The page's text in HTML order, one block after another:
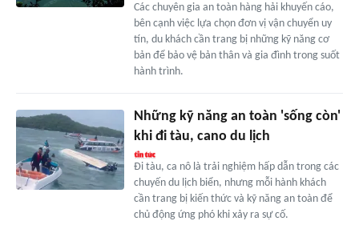
Các chuyên gia an toàn hàng hải khuyến cáo,
bên cạnh việc lựa chọn đơn vị vận chuyển uy
tín, du khách cần trang bị những kỹ năng cơ
bản để bảo vệ bản thân và gia đình trong suốt
hành trình.
Những kỹ năng an toàn 'sống còn'
khi đi tàu, cano du lịch
Đi tàu, ca nô là trải nghiệm hấp dẫn trong các
chuyến du lịch biển, nhưng mỗi hành khách
cần trang bị kiến thức và kỹ năng an toàn để
chủ động ứng phó khi xảy ra sự cố.